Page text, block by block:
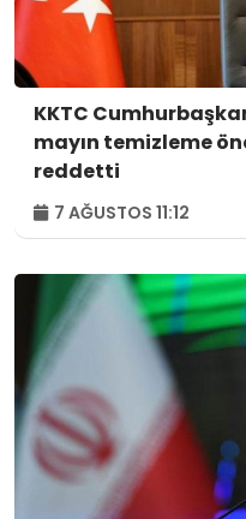
KKTC
mayın temizleme
reddetti
7 AĞUSTOS 11:12